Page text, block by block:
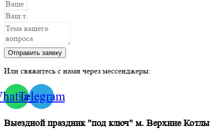
Отправить заявку
Или свяжитесь с нами через мессенджеры:
Telegram
Выездной праздник "под ключ" м. Верхние Котлы